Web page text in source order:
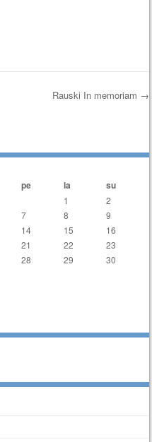
Rauski In memoriam →
pe la su
1
2
7 8
9
14 15
16
21 22
23
28 29
30